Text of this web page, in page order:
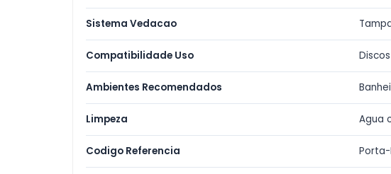
Utensílios Diversos
Sistema Vedacao
Compatibilidade Uso
Ambientes Recomendados
Limpeza Agua
Codigo Referencia